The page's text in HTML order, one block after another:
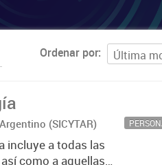
Ordenar por
(SICYTAR)
incluye a todas las
como a aquellas